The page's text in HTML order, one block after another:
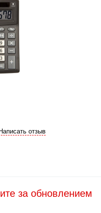
Написать отзыв
за обновлением